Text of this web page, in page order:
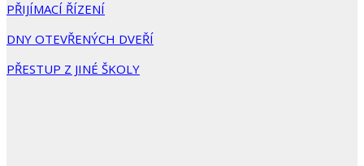
PŘIJÍMACÍ ŘÍZENÍ
DNY OTEVŘENÝCH DVEŘÍ
PŘESTUP Z JINÉ ŠKOLY